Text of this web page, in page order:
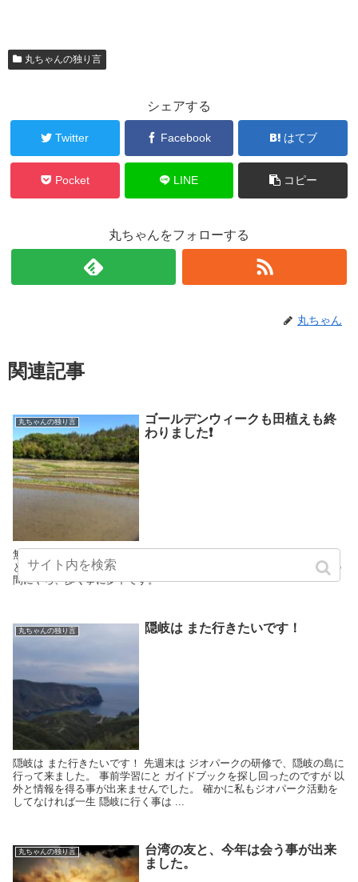
丸ちゃんの独り言
シェアする
Twitter Facebook はてブ
Pocket LINE コピー
丸ちゃんをフォローする
丸ちゃん
関連記事
丸ちゃんの独り言
ゴールデンウィークも田植えも終
わりました❗️
無事田植えも終わり 丸田家は、ホットしております。 シーズンオフ
となり近頃 ちょくちょくGrandsonが顔を出してくれてます。 いつの
間にやら、歩く事に夢中です。
丸ちゃんの独り言 隠岐は また行きたいです！
隠岐は また行きたいです！ 先週末は ジオパークの研修で、隠岐の島に
行って来ました。 事前学習にと ガイドブックを探し回ったのですが 以
外と情報を得る事が出来ませんでした。 確かに私もジオパーク活動を
してなければ一生 隠岐に行く事は ...
丸ちゃんの独り言
台湾の友と、今年は会う事が出来
ました。